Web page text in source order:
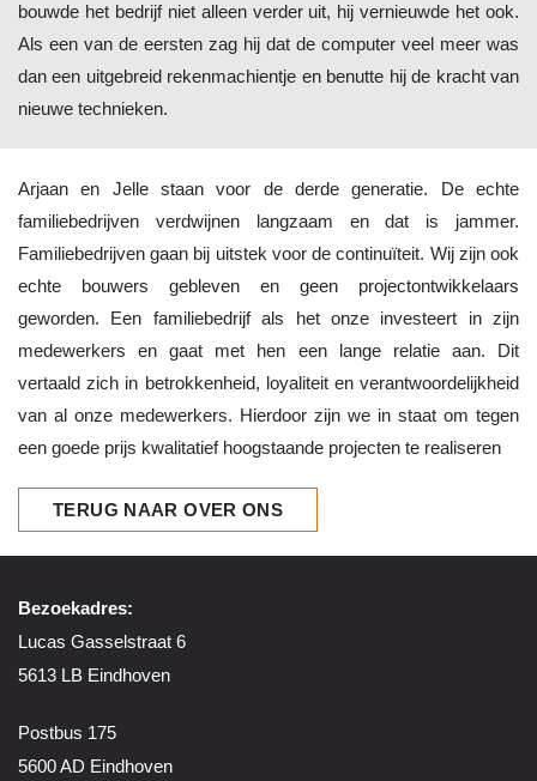
bouwde het bedrijf niet alleen verder uit, hij vernieuwde het ook.
Als een van de eersten zag hij dat de computer veel meer was
dan een uitgebreid rekenmachientje en benutte hij de kracht van
nieuwe technieken.
Arjaan en Jelle staan voor de derde generatie. De echte
familiebedrijven verdwijnen langzaam en dat is jammer.
Familiebedrijven gaan bij uitstek voor de continuïteit. Wij zijn ook
echte bouwers gebleven en geen projectontwikkelaars
geworden. Een familiebedrijf als het onze investeert in zijn
medewerkers en gaat met hen een lange relatie aan. Dit
vertaald zich in betrokkenheid, loyaliteit en verantwoordelijkheid
van al onze medewerkers. Hierdoor zijn we in staat om tegen
een goede prijs kwalitatief hoogstaande projecten te realiseren
TERUG NAAR OVER ONS
Bezoekadres:
Lucas Gasselstraat 6
5613 LB Eindhoven
Postbus 175
5600 AD Eindhoven